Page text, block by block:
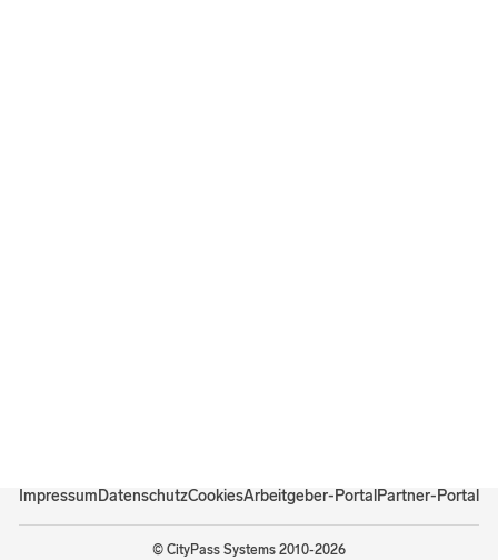
ImpressumDatenschutzCookiesArbeitgeber-PortalPartner-Portal
© CityPass Systems 2010-2026